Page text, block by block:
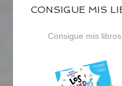
CONSIGUE MIS
Consigue mis